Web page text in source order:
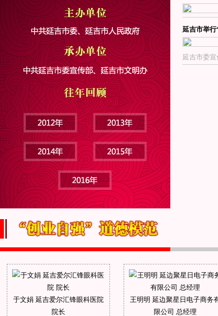
延吉市举
延吉市委
于文娟 延吉爱尔汇锋眼科医院
院长
王明明 延边聚星日电子商务
限公司 总经理